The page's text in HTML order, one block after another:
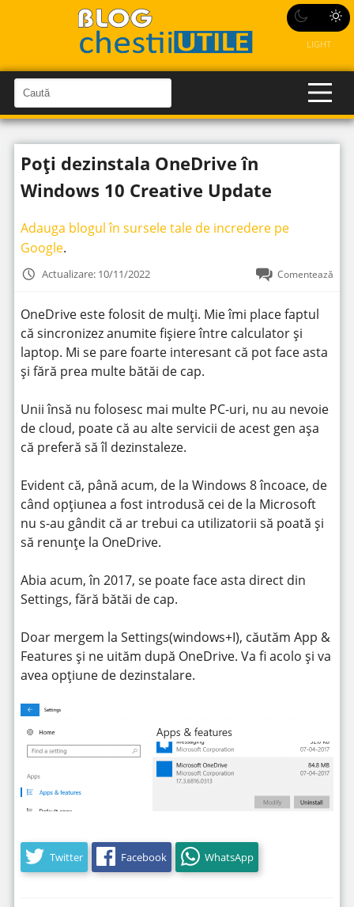
LIGHT
a
u
t
C
a
u
î
n
i
t
Poți dezinstala OneDrive în
Windows 10 Creative Update
Adauga blogul în sursele tale de incredere pe
Google.
Actualizare: 10/11/2022 Comentează
OneDrive este folosit de mulți. Mie îmi place faptul
că sincronizez anumite fișiere între calculator și
laptop. Mi se pare foarte interesant că pot face asta
și fără prea multe bătăi de cap.
Unii însă nu folosesc mai multe PC-uri, nu au nevoie
de cloud, poate că au alte servicii de acest gen așa
că preferă să îl dezinstaleze.
Evident că, până acum, de la Windows 8 încoace, de
când opțiunea a fost introdusă cei de la Microsoft
nu s-au gândit că ar trebui ca utilizatorii să poată și
să renunțe la OneDrive.
Abia acum, în 2017, se poate face asta direct din
Settings, fără bătăi de cap.
Doar mergem la Settings(windows+I), căutăm App &
Features și ne uităm după OneDrive. Va fi acolo și va
avea opțiune de dezinstalare.
Twitter Facebook WhatsApp